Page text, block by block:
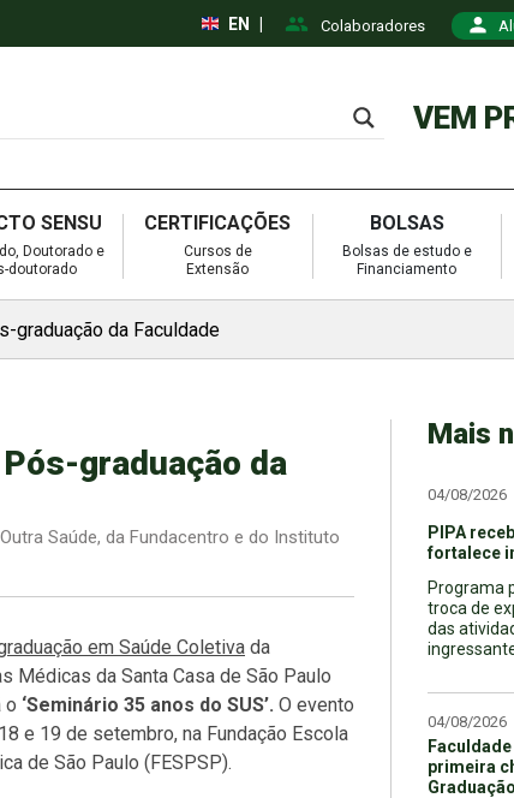
Colaboradores
EN
VEM
SENSU
Doutorado e
doutorado
CERTIFICAÇÕES
Cursos de
Extensão
BOLSAS
Bolsas de estudo e
Financiamento
graduação da Faculdade
graduação da
Saúde, da Fundacentro e do Instituto
em Saúde Coletiva da
Médicas da Santa Casa de São Paulo
o ‘Seminário 35 anos do SUS’. O evento
e 19 de setembro, na Fundação Escola
de São Paulo (FESPSP).
Mais
04/08/2026
PIPA
fortalece
Programa
troca de
das
04/08/2026
primeira
Graduação